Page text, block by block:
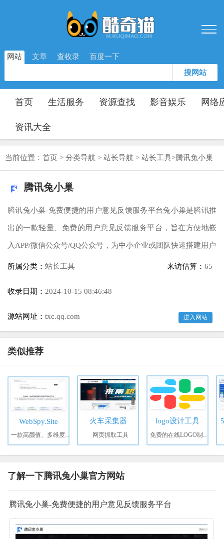
网站 文章 查收录 百度一下
搜网站
首页 生活服务 资源查找 影音娱乐 网络
资讯大全
当前位置： 首页 > 分类导航 > 站长导航 > 站长工具>腾讯兔小巢
腾讯兔小巢
腾讯兔小巢-免费便捷的用户意见反馈服务平台兔小巢是腾讯推
出的一款轻量、免费的用户意见反馈服务平台，旨在方便地嵌
入APP/微信公众号/QQ公众号，为中小企业或团队快速搭建用户
所属分类： 站长工具 来访估算： 65
收录日期： 2024-10-15 08:46:48
源站网址： txc.qq.com 进入网站
类似推荐
WebSpy.Site 火车采集器
网页抓取工具
logo设计工具
了解一下腾讯兔小巢官方网站
腾讯兔小巢-免费便捷的用户意见反馈服务平台